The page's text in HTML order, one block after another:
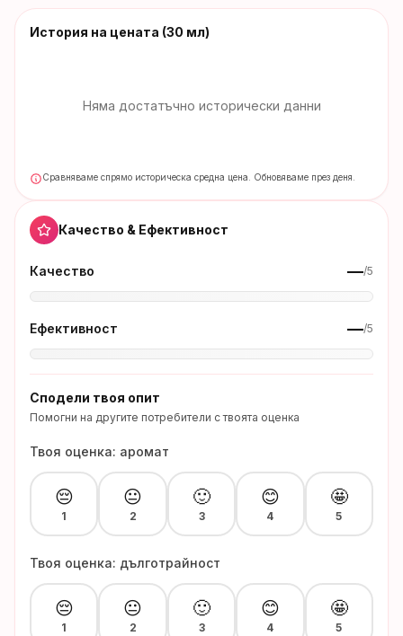
История на цената (30 мл)
Няма достатъчно исторически данни
Сравняваме спрямо историческа средна цена. Обновяваме през деня.
Качество & Ефективност
Качество —/5
Ефективност —/5
Сподели твоя опит
Помогни на другите потребители с твоята оценка
Твоя оценка: аромат
😔
1
😐
2
🙂
3
😊
4
🤩
5
Твоя оценка: дълготрайност
😔
1
😐
2
🙂
3
😊
4
🤩
5